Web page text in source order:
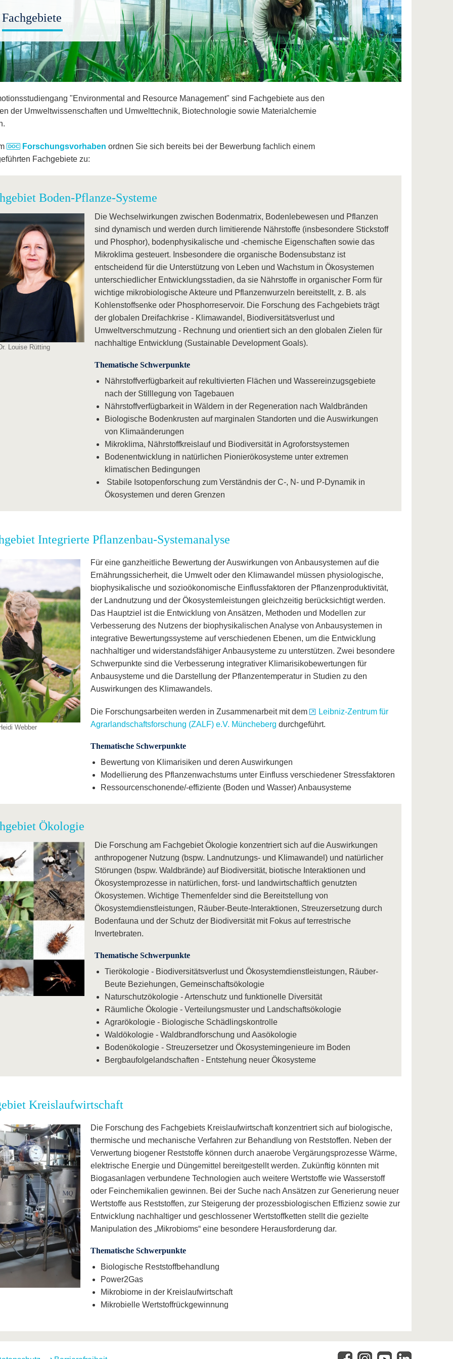
Fachgebiete
"Environmental and Resource Management" sind Fachgebiete aus den
der Umweltwissenschaften und Umwelttechnik, Biotechnologie sowie Materialchemie
Forschungsvorhaben ordnen Sie sich bereits bei der Bewerbung fachlich einem
Fachgebiete zu:
Boden-Pflanze-Systeme
Louise Rütting
Die Wechselwirkungen zwischen Bodenmatrix, Bodenlebewesen und Pflanzen
sind dynamisch und werden durch limitierende Nährstoffe (insbesondere Stickstoff
und Phosphor), bodenphysikalische und -chemische Eigenschaften sowie das
Mikroklima gesteuert. Insbesondere die organische Bodensubstanz ist
entscheidend für die Unterstützung von Leben und Wachstum in Ökosystemen
unterschiedlicher Entwicklungsstadien, da sie Nährstoffe in organischer Form für
wichtige mikrobiologische Akteure und Pflanzenwurzeln bereitstellt, z. B. als
Kohlenstoffsenke oder Phosphorreservoir. Die Forschung des Fachgebiets trägt
der globalen Dreifachkrise - Klimawandel, Biodiversitätsverlust und
Umweltverschmutzung - Rechnung und orientiert sich an den globalen Zielen für
nachhaltige Entwicklung (Sustainable Development Goals).
Thematische Schwerpunkte
Nährstoffverfügbarkeit auf rekultivierten Flächen und Wassereinzugsgebiete
nach der Stilllegung von Tagebauen
Nährstoffverfügbarkeit in Wäldern in der Regeneration nach Waldbränden
Biologische Bodenkrusten auf marginalen Standorten und die Auswirkungen
von Klimaänderungen
Mikroklima, Nährstoffkreislauf und Biodiversität in Agroforstsystemen
Bodenentwicklung in natürlichen Pionierökosysteme unter extremen
klimatischen Bedingungen
Stabile Isotopenforschung zum Verständnis der C-, N- und P-Dynamik in
Ökosystemen und deren Grenzen
Integrierte Pflanzenbau-Systemanalyse
Webber
Für eine ganzheitliche Bewertung der Auswirkungen von Anbausystemen auf die
Ernährungssicherheit, die Umwelt oder den Klimawandel müssen physiologische,
biophysikalische und sozioökonomische Einflussfaktoren der Pflanzenproduktivität,
der Landnutzung und der Ökosystemleistungen gleichzeitig berücksichtigt werden.
Das Hauptziel ist die Entwicklung von Ansätzen, Methoden und Modellen zur
Verbesserung des Nutzens der biophysikalischen Analyse von Anbausystemen in
integrative Bewertungssysteme auf verschiedenen Ebenen, um die Entwicklung
nachhaltiger und widerstandsfähiger Anbausysteme zu unterstützen. Zwei besondere
Schwerpunkte sind die Verbesserung integrativer Klimarisikobewertungen für
Anbausysteme und die Darstellung der Pflanzentemperatur in Studien zu den
Auswirkungen des Klimawandels.
Die Forschungsarbeiten werden in Zusammenarbeit mit dem
Leibniz-Zentrum für
Agrarlandschaftsforschung (ZALF) e.V. Müncheberg durchgeführt.
Thematische Schwerpunkte
Bewertung von Klimarisiken und deren Auswirkungen
Modellierung des Pflanzenwachstums unter Einfluss verschiedener Stressfaktoren
Ressourcenschonende/-effiziente (Boden und Wasser) Anbausysteme
Ökologie
Die Forschung am Fachgebiet Ökologie konzentriert sich auf die Auswirkungen
anthropogener Nutzung (bspw. Landnutzungs- und Klimawandel) und natürlicher
Störungen (bspw. Waldbrände) auf Biodiversität, biotische Interaktionen und
Ökosystemprozesse in natürlichen, forst- und landwirtschaftlich genutzten
Ökosystemen. Wichtige Themenfelder sind die Bereitstellung von
Ökosystemdienstleistungen, Räuber-Beute-Interaktionen, Streuzersetzung durch
Bodenfauna und der Schutz der Biodiversität mit Fokus auf terrestrische
Invertebraten.
Thematische Schwerpunkte
Tierökologie - Biodiversitätsverlust und Ökosystemdienstleistungen, Räuber-
Beute Beziehungen, Gemeinschaftsökologie
Naturschutzökologie - Artenschutz und funktionelle Diversität
Räumliche Ökologie - Verteilungsmuster und Landschaftsökologie
Agrarökologie - Biologische Schädlingskontrolle
Waldökologie - Waldbrandforschung und Aasökologie
Bodenökologie - Streuzersetzer und Ökosystemingenieure im Boden
Bergbaufolgelandschaften - Entstehung neuer Ökosysteme
Kreislaufwirtschaft
Die Forschung des Fachgebiets Kreislaufwirtschaft konzentriert sich auf biologische,
thermische und mechanische Verfahren zur Behandlung von Reststoffen. Neben der
Verwertung biogener Reststoffe können durch anaerobe Vergärungsprozesse Wärme,
elektrische Energie und Düngemittel bereitgestellt werden. Zukünftig könnten mit
Biogasanlagen verbundene Technologien auch weitere Wertstoffe wie Wasserstoff
oder Feinchemikalien gewinnen. Bei der Suche nach Ansätzen zur Generierung neuer
Wertstoffe aus Reststoffen, zur Steigerung der prozessbiologischen Effizienz sowie zur
Entwicklung nachhaltiger und geschlossener Wertstoffketten stellt die gezielte
Manipulation des „Mikrobioms“ eine besondere Herausforderung dar.
Thematische Schwerpunkte
Biologische Reststoffbehandlung
Power2Gas
Mikrobiome in der Kreislaufwirtschaft
Mikrobielle Wertstoffrückgewinnung